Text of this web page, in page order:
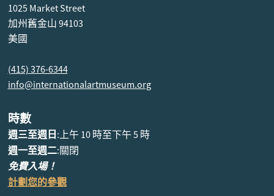
1025 Market Street
加州舊金山 94103
美國
(415) 376-6344
info@internationalartmuseum.org
時數
週三至週日:上午 10 時至下午 5 時
週一至週二:關閉
免費入場！
計劃您的參觀